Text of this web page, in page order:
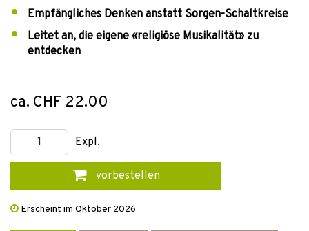
Empfängliches Denken anstatt Sorgen-Schaltkreise
Leitet an, die eigene «religiöse Musikalität» zu
entdecken
ca. CHF 22.00
Expl.
vorbestellen
Erscheint im Oktober 2026